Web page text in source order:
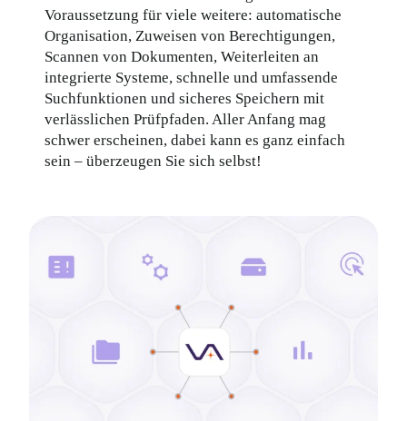
Voraussetzung für viele weitere: automatische
Organisation, Zuweisen von Berechtigungen,
Scannen von Dokumenten, Weiterleiten an
integrierte Systeme, schnelle und umfassende
Suchfunktionen und sicheres Speichern mit
verlässlichen Prüfpfaden. Aller Anfang mag
schwer erscheinen, dabei kann es ganz einfach
sein – überzeugen Sie sich selbst!